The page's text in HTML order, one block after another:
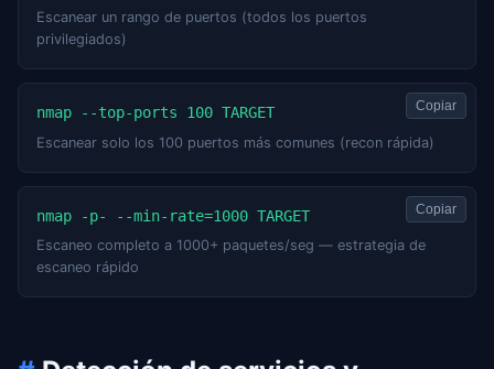
Escanear un rango de puertos (todos los puertos
privilegiados)
nmap --top-ports 100 TARGET
Escanear solo los 100 puertos más comunes (recon rápida)
Copiar
nmap -p- --min-rate=1000 TARGET
Escaneo completo a 1000+ paquetes/seg — estrategia de
escaneo rápido
Copiar